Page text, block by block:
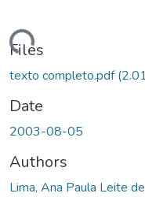
Files
texto completo.pdf
Date
2003-08-05
Authors
Lima, Ana Paula Leite de